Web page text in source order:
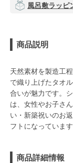
風呂敷ラッピ
商品説明
天然素材を製造工
で織り上げたタオ
合いが魅力です。
は、女性やお子さ
い・新築祝いのお
フトになっています
商品詳細情報